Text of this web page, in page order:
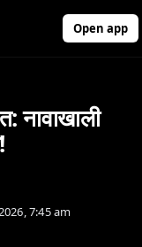
Open app
7:45 am